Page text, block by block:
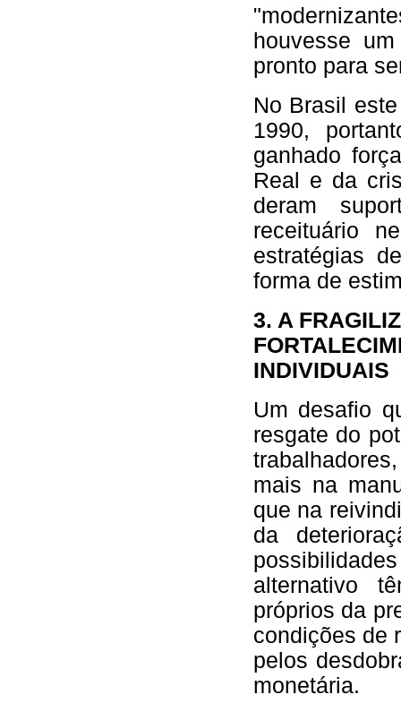
houvesse
pronto para
No Brasil
1990,
ganhado
Real e da
deram
receituário
estratégias
forma de
3. A
INDIVIDUAIS
Um desafio
resgate do
mais na
que na
da
alternativo
próprios da
condições de
pelos
monetária.